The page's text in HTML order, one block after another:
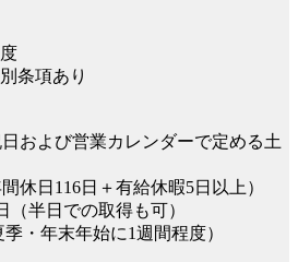
条項あり
および営業カレンダーで定める土
休日116日＋有給休暇5日以上）
（半日での取得も可）
・年末年始に1週間程度）